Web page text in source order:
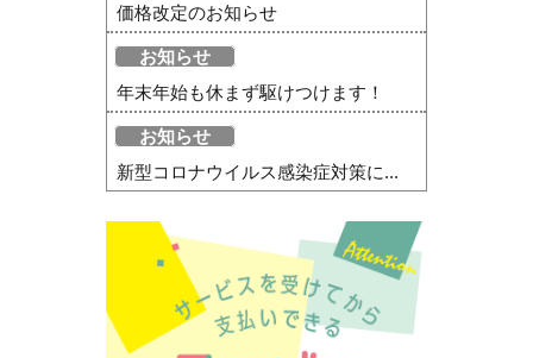
価格改定のお知らせ
お知らせ
年末年始も休まず駆けつけます！
お知らせ
新型コロナウイルス感染症対策に...